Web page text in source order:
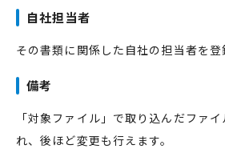
自社担当者
その書類に関係した自社の担当者を登
備考
「対象ファイル」で取り込んだファ
れ、後ほど変更も行えます。